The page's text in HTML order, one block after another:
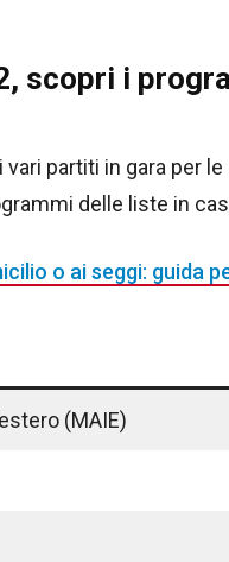
scopri i
partiti in gara per
delle liste in
o ai seggi: guida
(MAIE)